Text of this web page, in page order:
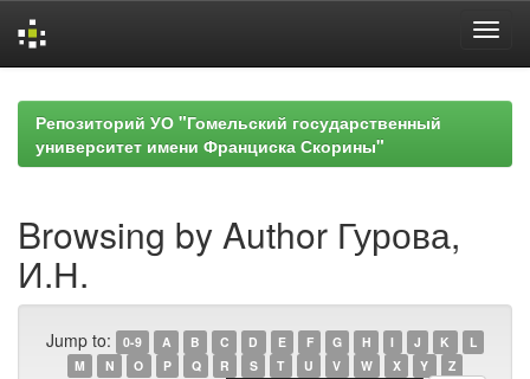
navigationРепозиторий УО "Гомельский государственный
университет имени Франциска Скорины"
Browsing by Author Гурова,
И.Н.
Jump to: 0-9 A B C D E F G H I J K
L
M
N O P Q R S T U V W X Y Z